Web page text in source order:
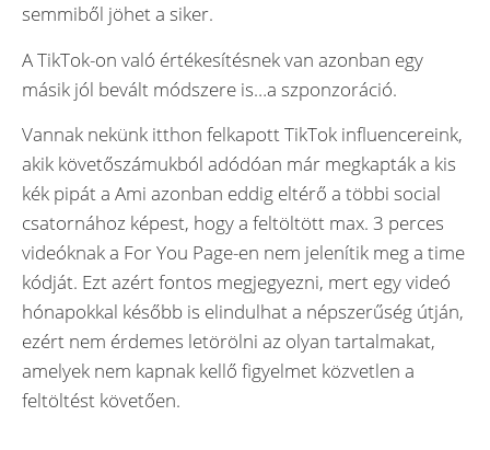
semmiből jöhet a siker.
A TikTok-on való értékesítésnek van azonban egy
másik jól bevált módszere is…a szponzoráció.
Vannak nekünk itthon felkapott TikTok influencereink,
akik követőszámukból adódóan már megkapták a kis
kék pipát a Ami azonban eddig eltérő a többi social
csatornához képest, hogy a feltöltött max. 3 perces
videóknak a For You Page-en nem jelenítik meg a time
kódját. Ezt azért fontos megjegyezni, mert egy videó
hónapokkal később is elindulhat a népszerűség útján,
ezért nem érdemes letörölni az olyan tartalmakat,
amelyek nem kapnak kellő figyelmet közvetlen a
feltöltést követően.